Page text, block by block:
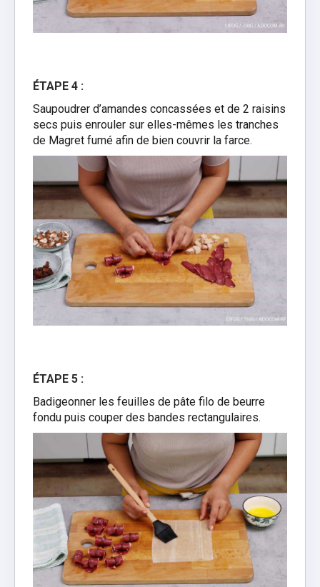
ÉTAPE 4 :
Saupoudrer d’amandes concassées et de 2 raisins
secs puis enrouler sur elles-mêmes les tranches
de Magret fumé afin de bien couvrir la farce.
ÉTAPE 5 :
Badigeonner les feuilles de pâte filo de beurre
fondu puis couper des bandes rectangulaires.